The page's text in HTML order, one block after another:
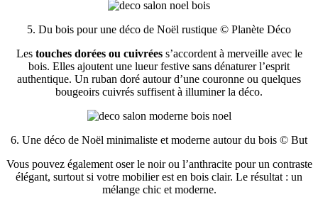
5. Du bois pour une déco de Noël rustique © Planète Déco
Les touches dorées ou cuivréess’accordent à merveille avec le
bois. Elles ajoutent une lueur festive sans dénaturer l’esprit
authentique. Un ruban doré autour d’une couronne ou quelques
bougeoirs cuivrés suffisent à illuminer la déco.
6. Une déco de Noël minimaliste et moderne autour du bois © But
Vous pouvez également oser le noir ou l’anthracite pour un contraste
élégant, surtout si votre mobilier est en bois clair. Le résultat : un
mélange chic et moderne.